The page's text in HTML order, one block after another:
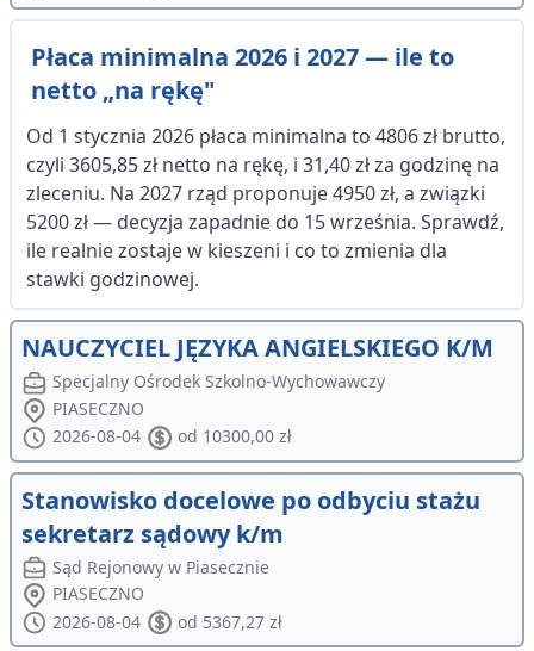
Płaca minimalna 2026 i 2027 — ile to
netto „na rękę"
Od 1 stycznia 2026 płaca minimalna to 4806 zł brutto,
czyli 3605,85 zł netto na rękę, i 31,40 zł za godzinę na
zleceniu. Na 2027 rząd proponuje 4950 zł, a związki
5200 zł — decyzja zapadnie do 15 września. Sprawdź,
ile realnie zostaje w kieszeni i co to zmienia dla
stawki godzinowej.
NAUCZYCIEL JĘZYKA ANGIELSKIEGO K/M
Specjalny Ośrodek Szkolno-Wychowawczy
PIASECZNO
2026-08-04
od 10300,00 zł
Stanowisko docelowe po odbyciu stażu
sekretarz sądowy k/m
Sąd Rejonowy w Piasecznie
PIASECZNO
2026-08-04
od 5367,27 zł